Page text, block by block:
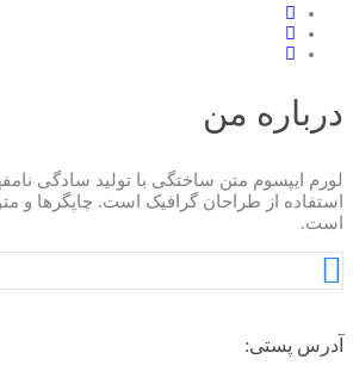
درباره من
لورم ایپسوم متن ساختگی با تولید سادگی
استفاده از طراحان گرافیک است. چاپگرها و
است.
آدرس پستی: